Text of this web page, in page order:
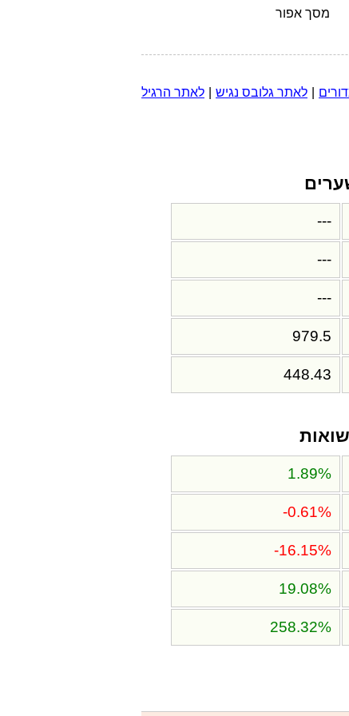
מסך אפור
לאתר הרגיל לאתר גלובס נגיש
---
---
---
979.5
448.43
1.89%
-0.61%
-16.15%
19.08%
258.32%